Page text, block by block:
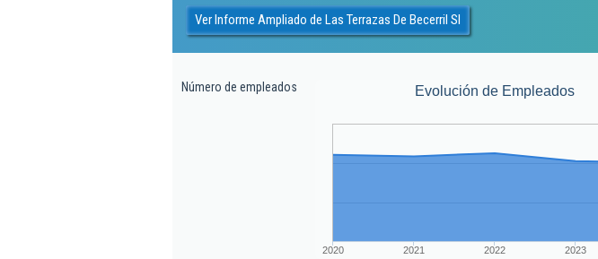
Ver Informe Ampliado de Las Terrazas De Becerril Sl
Número de empleados Evolución de Empleados
2020 2021 2022 2023